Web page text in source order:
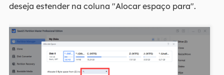
deseja estender na coluna "Alocar espaço para".